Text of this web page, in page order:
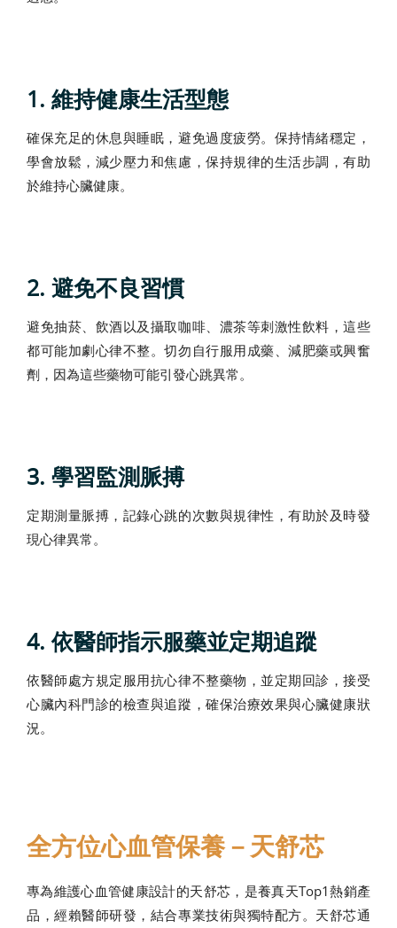
1. 維持健康生活型態
確保充足的休息與睡眠，避免過度疲勞。保持情緒穩定，
學會放鬆，減少壓力和焦慮，保持規律的生活步調，有助
於維持心臟健康。
2. 避免不良習慣
避免抽菸、飲酒以及攝取咖啡、濃茶等刺激性飲料，這些
都可能加劇心律不整。切勿自行服用成藥、減肥藥或興奮
劑，因為這些藥物可能引發心跳異常。
3. 學習監測脈搏
定期測量脈搏，記錄心跳的次數與規律性，有助於及時發
現心律異常。
4. 依醫師指示服藥並定期追蹤
依醫師處方規定服用抗心律不整藥物，並定期回診，接受
心臟內科門診的檢查與追蹤，確保治療效果與心臟健康狀
況。
全方位心血管保養－天舒芯
專為維護心血管健康設計的天舒芯，是養真天Top1熱銷產
品，經賴醫師研發，結合專業技術與獨特配方。天舒芯通